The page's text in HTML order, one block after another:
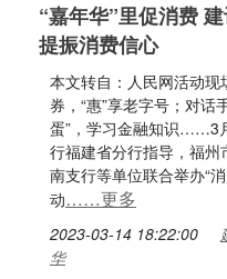
“嘉年华”里促消费
提振消费信心
本文转自：人民网活动
券，“惠”享老字号；对话
蛋”，学习金融知识……3
行福建省分行指导，福
南支行等单位联合举办“
动……更多
2023-03-14 18:22:00
华